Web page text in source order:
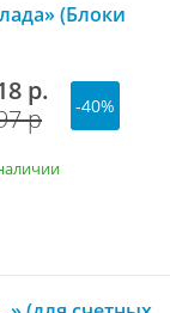
(Блоки
р.
р
-40%